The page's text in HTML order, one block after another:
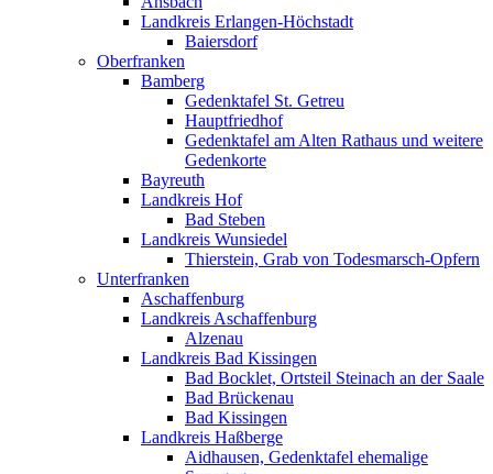
Landkreis Erlangen-Höchstadt
Baiersdorf
Oberfranken
Bamberg
Gedenktafel St. Getreu
Hauptfriedhof
Gedenktafel am Alten Rathaus und weitere
Gedenkorte
Bayreuth
Landkreis Hof
Bad Steben
Landkreis Wunsiedel
Thierstein, Grab von Todesmarsch-Opfern
Unterfranken
Aschaffenburg
Landkreis Aschaffenburg
Alzenau
Landkreis Bad Kissingen
Bad Bocklet, Ortsteil Steinach an der Saale
Bad Brückenau
Bad Kissingen
Landkreis Haßberge
Aidhausen, Gedenktafel ehemalige